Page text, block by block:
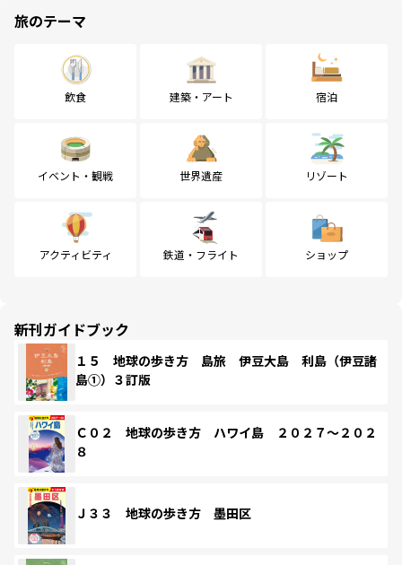
旅のテーマ
飲食 建築・アート 宿泊
イベント・観戦 世界遺産 リゾート
アクティビティ 鉄道・フライト ショップ
新刊ガイドブック
１５ 地球の歩き方 島旅 伊豆大島 利島（伊豆諸
島①）３訂版
Ｃ０２ 地球の歩き方 ハワイ島 ２０２７～２０２
８
Ｊ３３ 地球の歩き方 墨田区